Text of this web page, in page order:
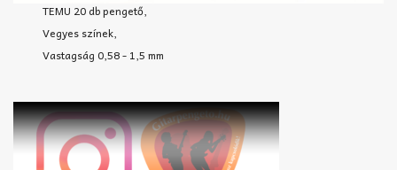
TEMU 20 db pengető,
Vegyes színek,
Vastagság 0,58 - 1,5 mm